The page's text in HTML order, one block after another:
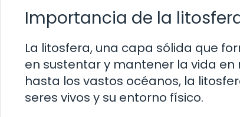
Importancia de la
La litosfera, una capa sólida que
en sustentar y mantener la vida
hasta los vastos océanos, la
seres vivos y su entorno físico.